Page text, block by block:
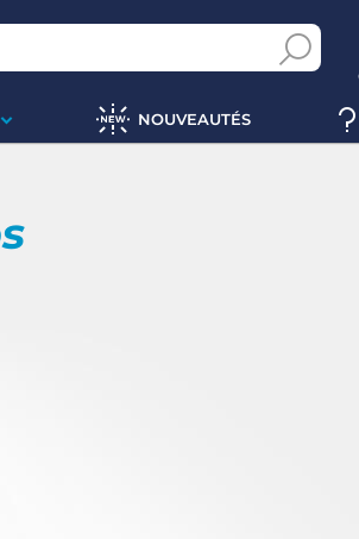
NOUVEAUTÉS